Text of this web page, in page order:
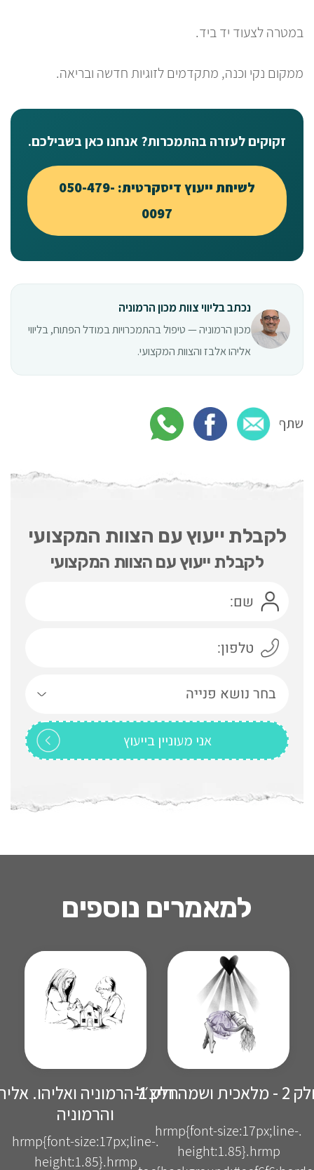
במטרה לצעוד יד ביד.
ממקום נקי וכנה, מתקדמים לזוגיות חדשה ובריאה.
זקוקים לעזרה בהתמכרות? אנחנו כאן בשבילכם.
לשיחת ייעוץ דיסקרטית: 050-479-
0097
נכתב בליווי צוות מכון הרמוניה
מכון הרמוניה — טיפול בהתמכרויות במודל הפתוח, בליווי
אליהו אלבז והצוות המקצועי.
שתף
לקבלת ייעוץ עם הצוות המקצועי
לקבלת ייעוץ עם הצוות המקצועי
למאמרים נוספים
ושמה רייצ׳ל
.hrmp{font-size:17px;line-
height:1.85}.hrmp
חלק 1-הרמוניה ואליהו.
והרמוניה
.hrmp{font-size:17px;line-
height:1.85}.hrmp